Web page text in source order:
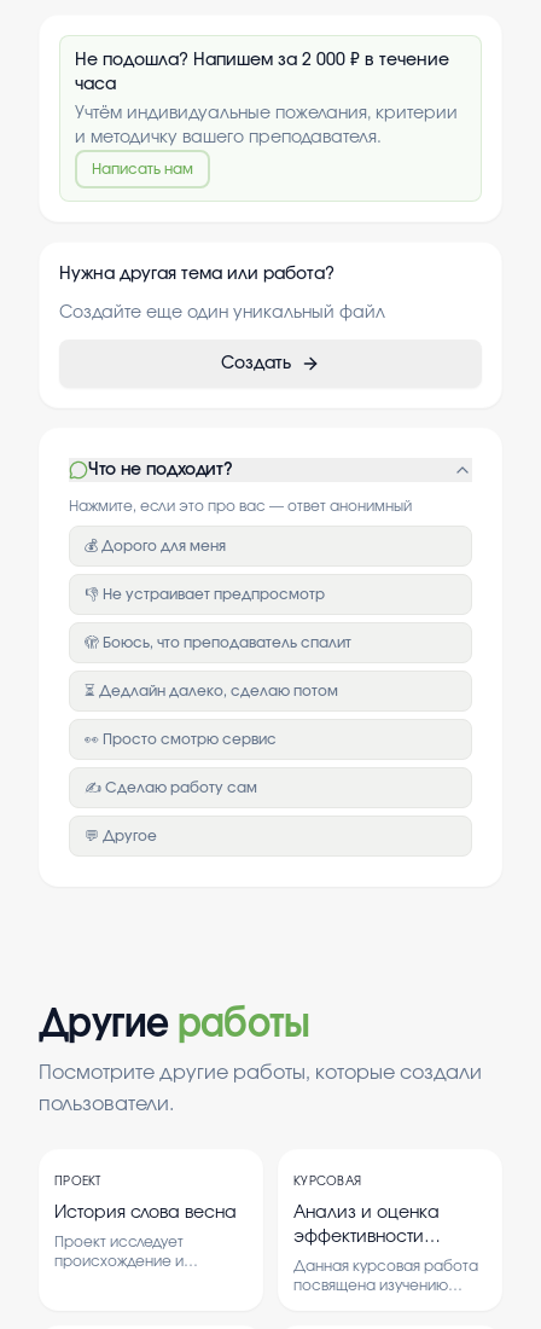
Не подошла? Напишем за 2 000 ₽ в течение
часа
Учтём индивидуальные пожелания, критерии
и методичку вашего преподавателя.
Написать нам
Нужна другая тема или работа?
Создайте еще один уникальный файл
Создать
Что не подходит?
Нажмите, если это про вас — ответ анонимный
💰 Дорого для меня
👎 Не устраивает предпросмотр
🫣 Боюсь, что преподаватель спалит
⏳ Дедлайн далеко, сделаю потом
👀 Просто смотрю сервис
✍️ Сделаю работу сам
💬 Другое
Другие работы
Посмотрите другие работы, которые создали
пользователи.
ПРОЕКТ
История слова весна
Проект исследует
происхождение и
КУРСОВАЯ
Анализ и оценка
эффективности
работы с
поставщиками на
Данная курсовая работа
посвящена изучению